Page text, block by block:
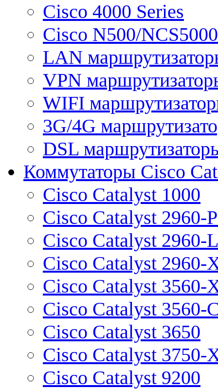
Cisco 4000 Series
Cisco N500/
LAN
VPN
WIFI
3G/4G
DSL
Коммутаторы Cisco
Cisco Catalyst 1000
Cisco Catalyst 2960-
Cisco Catalyst 2960-L
Cisco Catalyst 2960-
Cisco Catalyst 3560-
Cisco Catalyst 3560-
Cisco Catalyst 3650
Cisco Catalyst 3750-
Cisco Catalyst 9200